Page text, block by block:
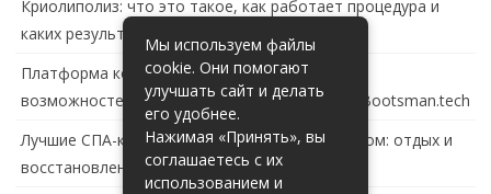
Криолиполиз: что это такое, как работает процедура и
каких результатов ждать
Платформа контейнеризации в России: обзор
возможностей и перспектив развития сайта Bootsman.tech
Лучшие СПА-комплексы в Тольятти с бассейном: отдых и
восстановление за городом
Мы используем файлы
cookie. Они помогают
улучшать сайт и делать
его удобнее.
Нажимая «Принять», вы
соглашаетесь с их
использованием и